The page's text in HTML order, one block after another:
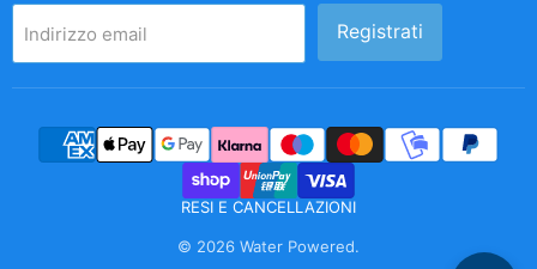
Indirizzo email Registrati
RESI E CANCELLAZIONI
© 2026 Water Powered.